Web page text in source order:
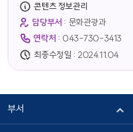
콘텐츠 정보관리
담당부서 : 문화관광과
연락처 : 043-730-3413
최종수정일 : 2024.11.04
부서